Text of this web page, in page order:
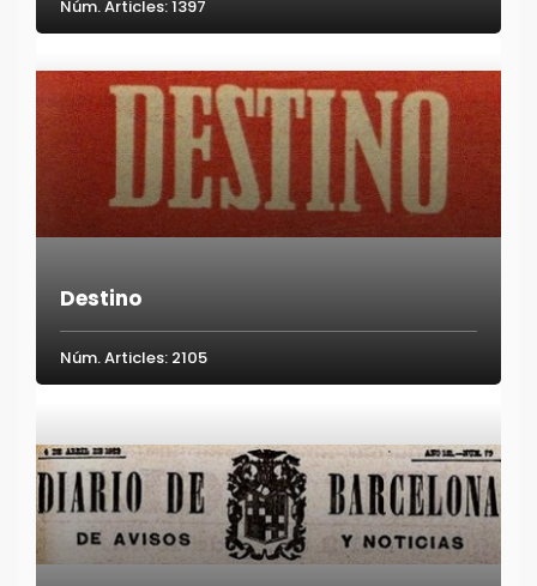
Núm. Articles: 1397
Destino
Núm. Articles: 2105